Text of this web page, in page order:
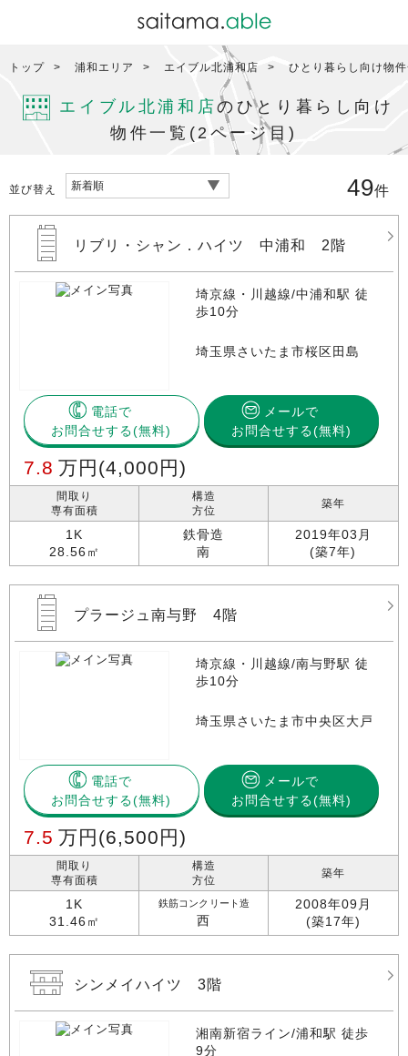
トップ 浦和エリア エイブル北浦和店 ひとり暮らし向け物
エイブル北浦和店のひとり暮らし向け
物件一覧(2ページ目)
並び替え 49件
リブリ・シャン．ハイツ 中浦和 2階
埼京線・川越線/中浦和駅 徒
歩10分
埼玉県さいたま市桜区田島
電話で
お問合せする
メールで
お問合せする(無料)
7.8 万円 (4,000円)
間取り
専有面積
1K
28.56㎡
構造
方位
鉄骨造
南
築年
2019年03月
(築7年)
プラージュ南与野 4階
埼京線・川越線/南与野駅 徒
歩10分
埼玉県さいたま市中央区大戸
電話で
お問合せする
メールで
お問合せする(無料)
7.5 万円 (6,500円)
間取り
専有面積
1K
31.46㎡
構造
方位
鉄筋コンクリート造
西
築年
2008年09月
(築17年)
シンメイハイツ 3階
湘南新宿ライン/浦和駅 徒歩
9分